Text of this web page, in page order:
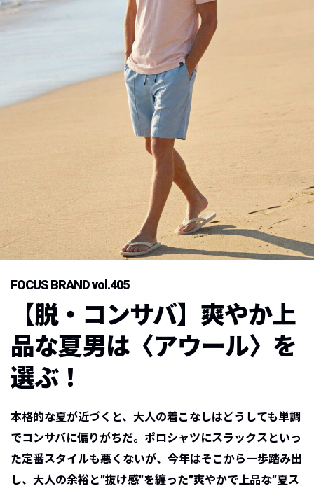
FOCUS BRAND vol.405
【脱・コンサバ】爽やか上
品な夏男は〈アウール〉を
選ぶ！
本格的な夏が近づくと、大人の着こなしはどうしても単調
でコンサバに偏りがちだ。ポロシャツにスラックスといっ
た定番スタイルも悪くないが、今年はそこから一歩踏み出
し、大人の余裕と”抜け感”を纏った”爽やかで上品な”夏ス